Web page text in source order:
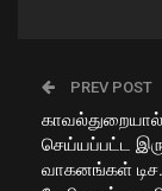
PREV POST
காவல்துறையால்
செய்யப்பட்ட
வாகனங்கள்